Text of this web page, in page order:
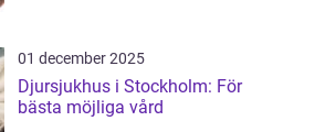
01 december 2025
Djursjukhus i Stockholm: För
bästa möjliga vård